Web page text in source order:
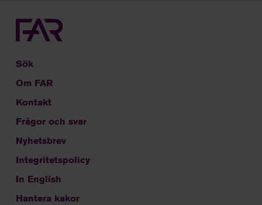
Sök
Om FAR
Kontakt
Frågor och svar
Nyhetsbrev
Integritetspolicy
In English
Hantera kakor